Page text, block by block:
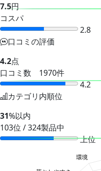
7.5円
コスパ
2.8
口コミの評価
4.2点
口コミ数 1970件
4.2
カテゴリ内順位
31%以内
103位 / 324製品中
上位